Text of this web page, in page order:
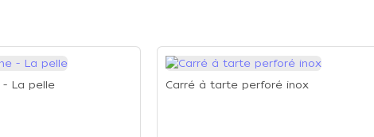
- La pelle Carré à tarte perforé inox